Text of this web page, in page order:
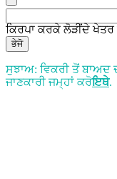
ਕਿਰਪਾ ਕਰਕੇ ਲੋੜੀਂਦੇ ਖੇਤਰ
ਭੇਜੋ
ਸੁਝਾਅ: ਵਿਕਰੀ ਤੋਂ
ਜਾਣਕਾਰੀ ਜਮ੍ਹਾਂ ਕਰੋਇਥੇ.